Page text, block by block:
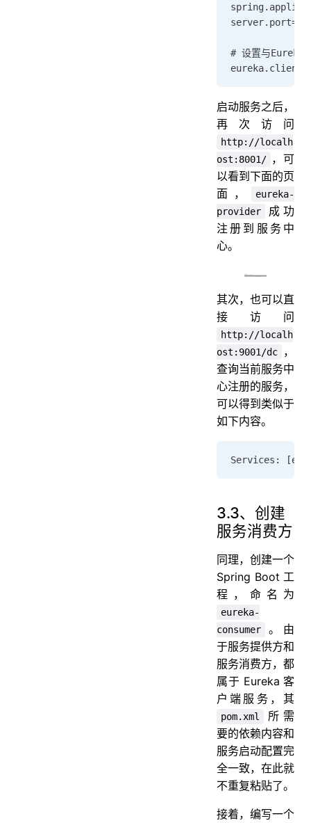
# 设置与Eureka
启动服务之后，
再次访问
http://localh
ost:8001/ ，可
以看到下面的页
面，
eureka-
provider
成功
注册到服务中
心。
其次，也可以直
接访问
http://localh
ost:9001/dc
，
查询当前服务中
心注册的服务，
可以得到类似于
如下内容。
Services:
3.3、创建
服务消费方
同理，创建一个
Spring Boot 工
程，命名为
eureka-
consumer
。由
于服务提供方和
服务消费方，都
属于 Eureka 客
户端服务，其
pom.xml
所需
要的依赖内容和
服务启动配置完
全一致，在此就
不重复粘贴了。
接着，编写一个